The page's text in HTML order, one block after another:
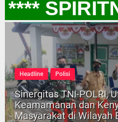
Headline Polisi
Sinergitas TNI-POLRI,
Keamamanan dan
Masyarakat di Wilayah